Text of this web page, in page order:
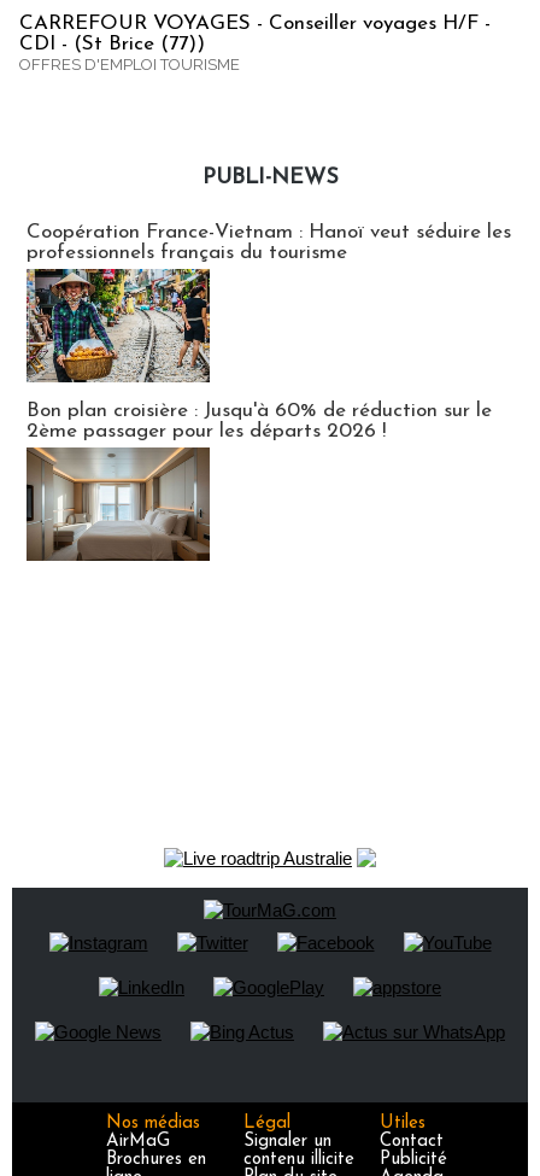
CARREFOUR VOYAGES - Conseiller voyages H/F -
CDI - (St Brice (77))
OFFRES D'EMPLOI TOURISME
PUBLI-NEWS
Coopération France-Vietnam : Hanoï veut séduire les
professionnels français du tourisme
Bon plan croisière : Jusqu'à 60% de réduction sur le
2ème passager pour les départs 2026 !
Nos médias
AirMaG
Brochures en
Légal
Signaler un
contenu illicite
Utiles
Contact
Publicité